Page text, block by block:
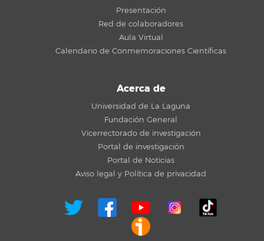
Presentación
Red de colaboradores
Aula Virtual
Calendario de Conmemoraciones Científicas
Acerca de
Universidad de La Laguna
Fundación General
Vicerrectorado de investigación
Portal de investigación
Portal de Noticias
Aviso legal y Política de privacidad